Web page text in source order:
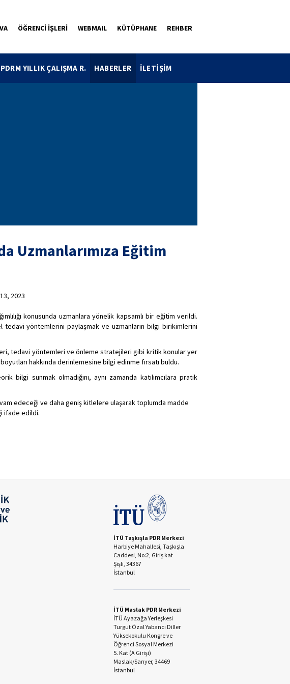
ÖĞRENCİ İŞLERİ WEBMAIL KÜTÜPHANE REHBER
YILLIK ÇALIŞMA R. HABERLER İLETİŞİM
Uzmanlarımıza Eğitim
2023
konusunda uzmanlara yönelik kapsamlı bir eğitim verildi.
tedavi yöntemlerini paylaşmak ve uzmanların bilgi birikimlerini
tedavi yöntemleri ve önleme stratejileri gibi kritik konular yer
boyutları hakkında derinlemesine bilgi edinme fırsatı buldu.
bilgi sunmak olmadığını, aynı zamanda katılımcılara pratik
edeceği ve daha geniş kitlelere ulaşarak toplumda madde
ifade edildi.
İTÜ Taşkışla PDR Merkezi
Harbiye Mahallesi, Taşkışla
Caddesi, No:2, Giriş kat
Şişli, 34367
İstanbul
İTÜ Maslak PDR Merkezi
İTÜ Ayazağa Yerleşkesi
Turgut Özal Yabancı Diller
Yüksekokulu Kongre ve
Öğrenci Sosyal Merkezi
5. Kat (A Girişi)
Maslak/Sarıyer, 34469
İstanbul